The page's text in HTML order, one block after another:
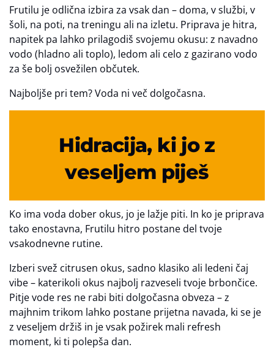
Frutilu je odlična izbira za vsak dan – doma, v službi, v
šoli, na poti, na treningu ali na izletu. Priprava je hitra,
napitek pa lahko prilagodiš svojemu okusu: z navadno
vodo (hladno ali toplo), ledom ali celo z gazirano vodo
za še bolj osvežilen občutek.
Najboljše pri tem? Voda ni več dolgočasna.
Hidracija, ki jo z
veseljem piješ
Ko ima voda dober okus, jo je lažje piti. In ko je priprava
tako enostavna, Frutilu hitro postane del tvoje
vsakodnevne rutine.
Izberi svež citrusen okus, sadno klasiko ali ledeni čaj
vibe – katerikoli okus najbolj razveseli tvoje brbončice.
Pitje vode res ne rabi biti dolgočasna obveza – z
majhnim trikom lahko postane prijetna navada, ki se je
z veseljem držiš in je vsak požirek mali refresh
moment, ki ti polepša dan.